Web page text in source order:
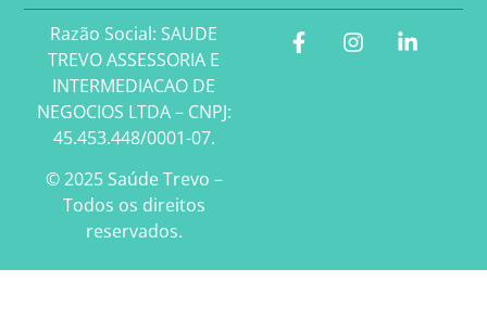
Razão Social: SAUDE
TREVO ASSESSORIA E
INTERMEDIACAO DE
NEGOCIOS LTDA – CNPJ:
45.453.448/0001-07.
© 2025 Saúde Trevo –
Todos os direitos
reservados.